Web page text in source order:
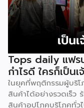
ต่างประเทศมาจาก
ฟิลิปปินส์เดินทางมาเมื
จึงติดต่อขอเป็น
โดยเริ่มต้นด้วยการคัด
นั่น แต่ปรากฏว่า “บะ
เหมือนกับของไทย โด
สูตร แต่ไม่ได้นำวัตถุดิ
เพียง 4 วันเท่านั้น โมเ
นั้น […]
Tops daily แฟร
กำไรดี ใครก็เป็น
ในยุคที่พฤติกรรมผู้บริโ
สินค้าได้อย่างรวดเร็ว
สินค้าอุปโภคบริโภคทั่ว